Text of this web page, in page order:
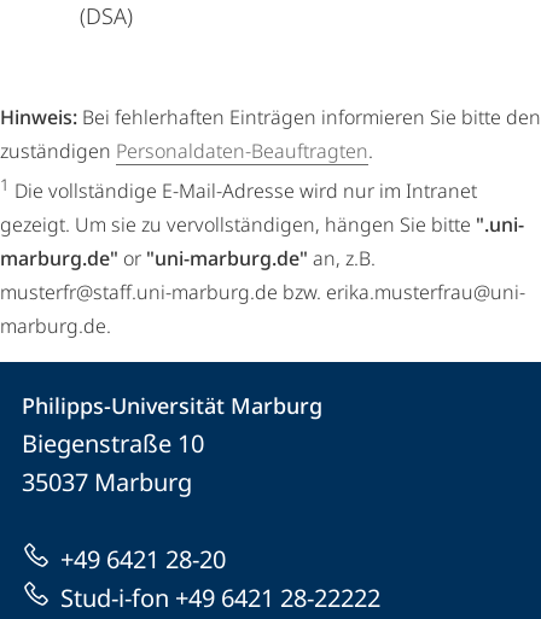
(DSA)
Hinweis: Bei fehlerhaften Einträgen informieren Sie bitte den
zuständigen Personaldaten-Beauftragten.
1 Die vollständige E-Mail-Adresse wird nur im Intranet
gezeigt. Um sie zu vervollständigen, hängen Sie bitte ".uni-
marburg.de" or "uni-marburg.de" an, z.B.
musterfr@staff.uni-marburg.de bzw. erika.musterfrau@uni-
marburg.de.
Kontakt
und
Informationen
zur
Website
Kontaktinformationen
Philipps-
Universität
Philipps-Universität Marburg
Biegenstraße 10
35037 Marburg
+49 6421 28-20
Stud-i-fon +49 6421 28-22222